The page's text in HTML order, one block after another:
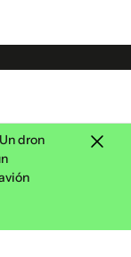
Un dron